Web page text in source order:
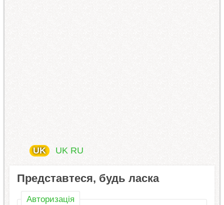
UK UK RU
Представтеся, будь ласка
Авторизація